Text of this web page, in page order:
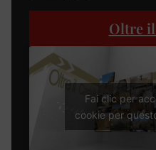
Oltre
Fai clic per
cookie per